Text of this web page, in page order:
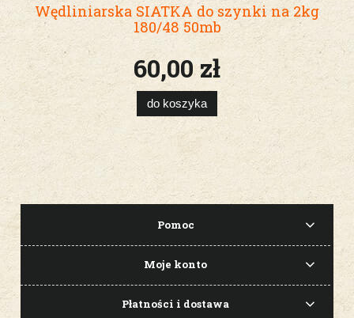
Wędliniarska SIATKA do szynki na 2kg
180/48 50mb
60,00 zł
do koszyka
Pomoc
Moje konto
Płatności i dostawa